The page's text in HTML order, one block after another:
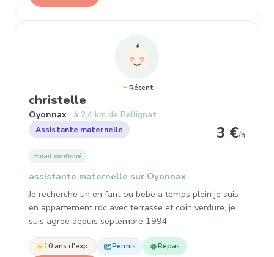
Récent
christelle
Oyonnax à 2,4 km de Bellignat
Assistante maternelle 3 €/h
Email confirmé
assistante maternelle sur Oyonnax
Je recherche un en fant ou bebe a temps plein je suis
en appartement rdc avec terrasse et coin verdure, je
suis agree depuis septembre 1994
10 ans d'exp. Permis Repas